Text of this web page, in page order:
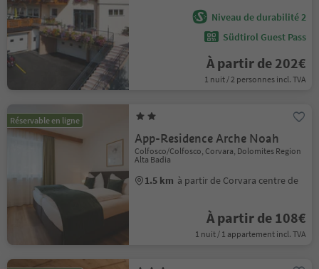
Niveau de durabilité 2
Südtirol Guest Pass
À partir de 202€
1 nuit / 2 personnes incl. TVA
Réservable en ligne
App-Residence Arche Noah
Colfosco/Colfosco, Corvara, Dolomites Region
Alta Badia
1.5 km à partir de Corvara centre de
À partir de 108€
1 nuit / 1 appartement incl. TVA